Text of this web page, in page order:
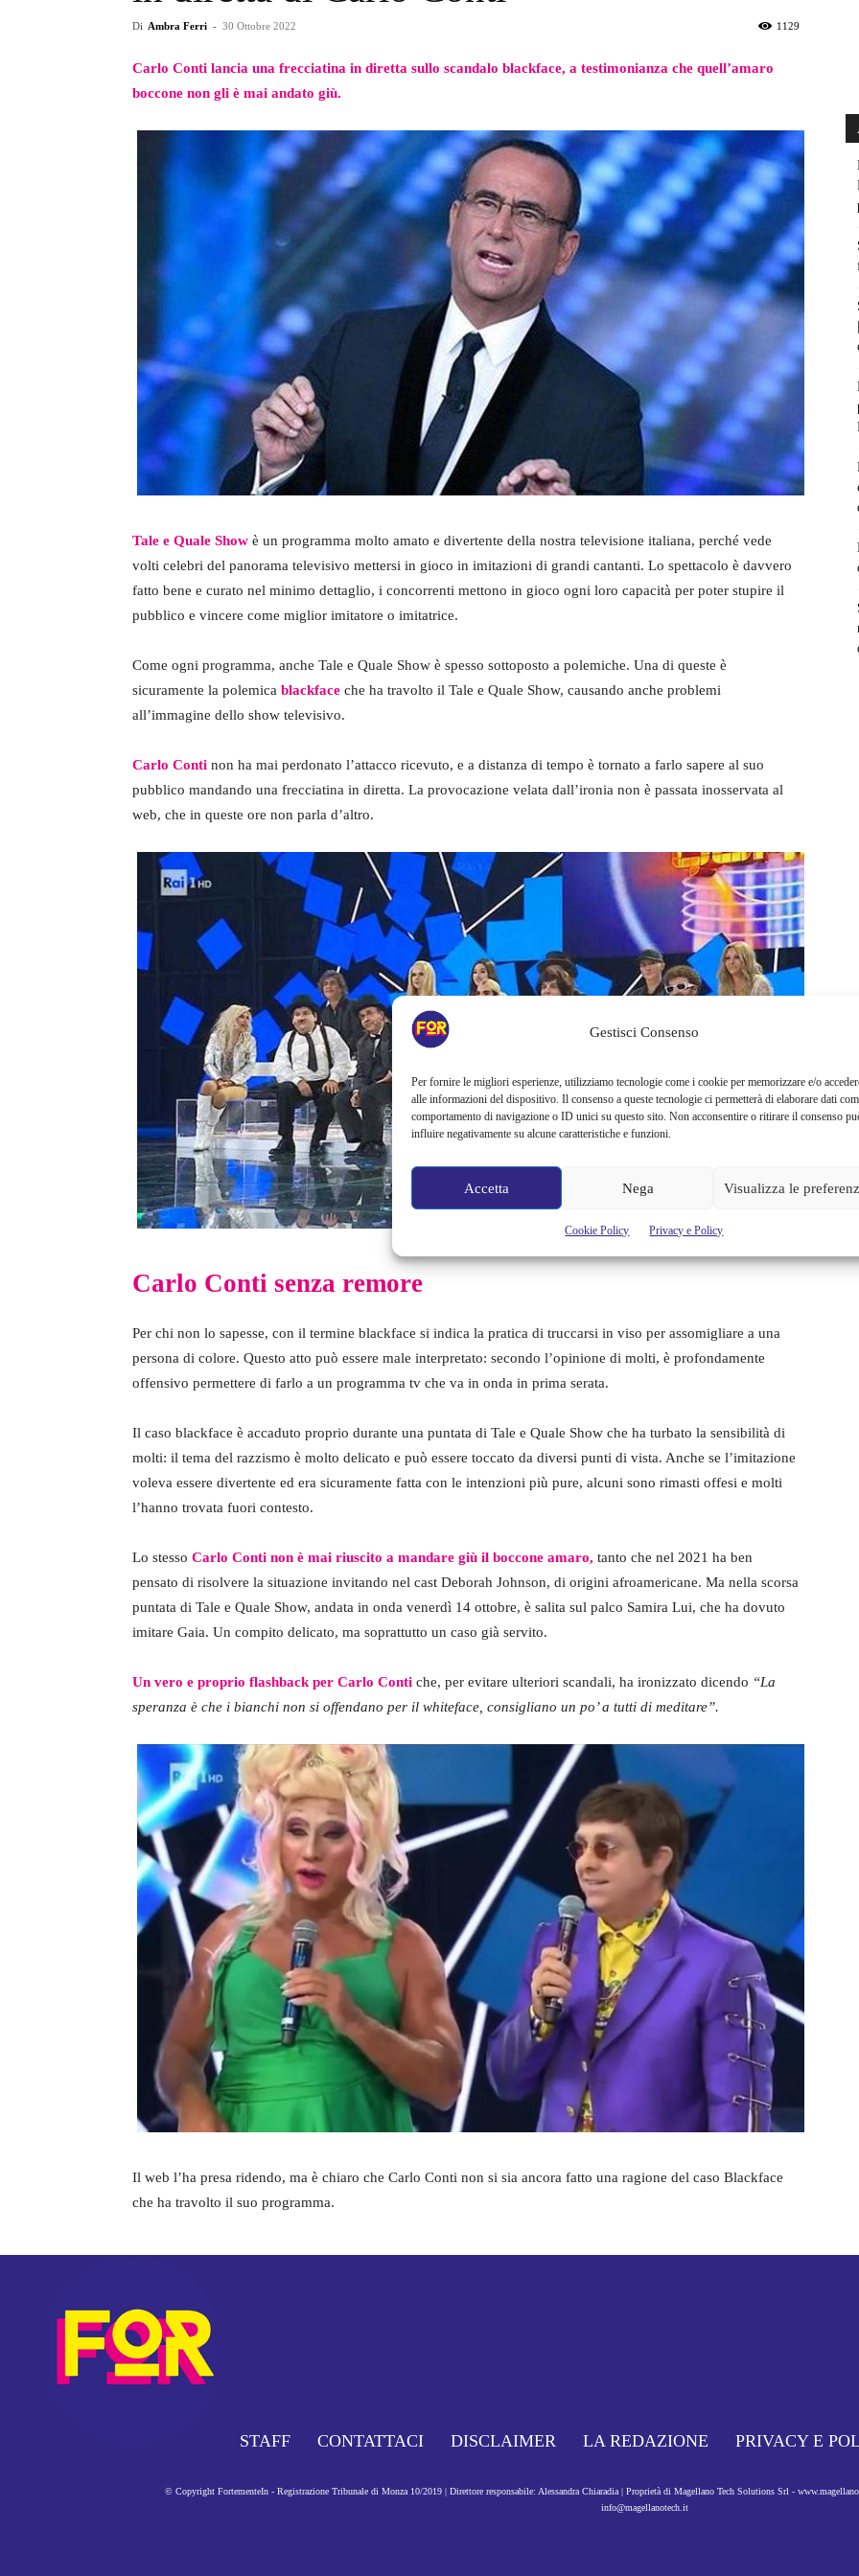
Gestisci Consenso
Per fornire le migliori esperienze, utilizziamo tecnologie come i cookie per memorizzare e/o
alle informazioni del dispositivo. Il consenso a queste tecnologie ci permetterà di elaborare dati
comportamento di navigazione o ID unici su questo sito. Non acconsentire o ritirare il consenso
influire negativamente su alcune caratteristiche e funzioni.
Accetta Nega Visualizza le
Cookie Policy Privacy e Policy
Di Ambra Ferri - 30 Ottobre 2022 1129
Carlo Conti lancia una frecciatina in diretta sullo scandalo blackface, a testimonianza che quell’amaro
boccone non gli è mai andato giù.
Tale e Quale Show è un programma molto amato e divertente della nostra televisione italiana, perché vede
volti celebri del panorama televisivo mettersi in gioco in imitazioni di grandi cantanti. Lo spettacolo è davvero
fatto bene e curato nel minimo dettaglio, i concorrenti mettono in gioco ogni loro capacità per poter stupire il
pubblico e vincere come miglior imitatore o imitatrice.
Come ogni programma, anche Tale e Quale Show è spesso sottoposto a polemiche. Una di queste è
sicuramente la polemica blackface che ha travolto il Tale e Quale Show, causando anche problemi
all’immagine dello show televisivo.
Carlo Conti non ha mai perdonato l’attacco ricevuto, e a distanza di tempo è tornato a farlo sapere al suo
pubblico mandando una frecciatina in diretta. La provocazione velata dall’ironia non è passata inosservata al
web, che in queste ore non parla d’altro.
Carlo Conti senza remore
Per chi non lo sapesse, con il termine blackface si indica la pratica di truccarsi in viso per assomigliare a una
persona di colore. Questo atto può essere male interpretato: secondo l’opinione di molti, è profondamente
offensivo permettere di farlo a un programma tv che va in onda in prima serata.
Il caso blackface è accaduto proprio durante una puntata di Tale e Quale Show che ha turbato la sensibilità di
molti: il tema del razzismo è molto delicato e può essere toccato da diversi punti di vista. Anche se l’imitazione
voleva essere divertente ed era sicuramente fatta con le intenzioni più pure, alcuni sono rimasti offesi e molti
l’hanno trovata fuori contesto.
Lo stesso Carlo Conti non è mai riuscito a mandare giù il boccone amaro, tanto che nel 2021 ha ben
pensato di risolvere la situazione invitando nel cast Deborah Johnson, di origini afroamericane. Ma nella scorsa
puntata di Tale e Quale Show, andata in onda venerdì 14 ottobre, è salita sul palco Samira Lui, che ha dovuto
imitare Gaia. Un compito delicato, ma soprattutto un caso già servito.
Un vero e proprio flashback per Carlo Conti che, per evitare ulteriori scandali, ha ironizzato dicendo “La
speranza è che i bianchi non si offendano per il whiteface, consigliano un po’ a tutti di meditare”.
Il web l’ha presa ridendo, ma è chiaro che Carlo Conti non si sia ancora fatto una ragione del caso Blackface
che ha travolto il suo programma.
STAFF CONTATTACI DISCLAIMER LA REDAZIONE PRIVACY E
© Copyright FortementeIn - Registrazione Tribunale di Monza 10/2019 | Direttore responsabile: Alessandra Chiaradia | Proprietà di Magellano Tech Solutions Srl -
info@magellanotech.it